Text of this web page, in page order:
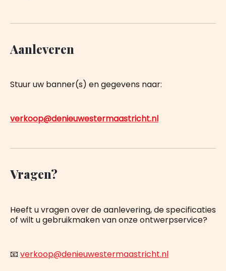
Aanleveren
Stuur uw banner(s) en gegevens naar:
verkoop@denieuwestermaastricht.nl
Vragen?
Heeft u vragen over de aanlevering, de specificaties
of wilt u gebruikmaken van onze ontwerpservice?
📧 verkoop@denieuwestermaastricht.nl